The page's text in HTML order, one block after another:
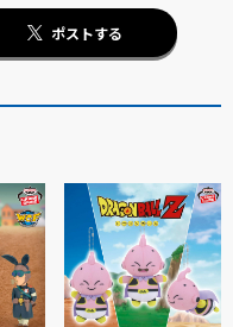
ポストする